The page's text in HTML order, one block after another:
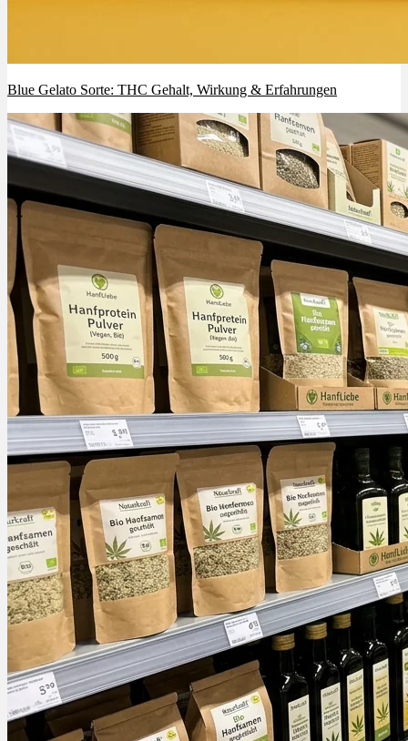
Blue Gelato Sorte: THC Gehalt, Wirkung & Erfahrungen